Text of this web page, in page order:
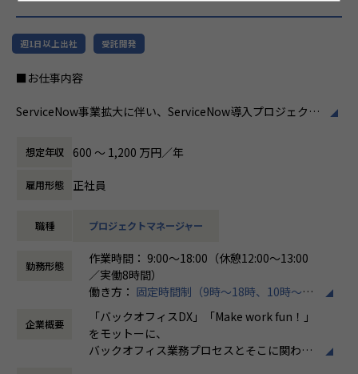
週1日以上出社 受託開発
■お仕事内容
ServiceNow事業拡大に伴い、ServiceNow導入プロジェクト
ServiceNowは企業のDX推進を支えるプラットフォームとし
て、ITサービスマネジメント領域のみならず、顧客管理、人
事領域、業務ワークフロー改革など幅広い分野で活用されて
おり、当社においても引き合いが急速に増加しています。
プロジェクトマネジメントやソリューションアーキテクチャ
これまでのご経験やスキルに応じて、プロジェクト計画の策
定、進捗・品質・課題管理、顧客との各種調整やステークホ
ルダーマネジメント、ServiceNowを活用したソリューショ
ン設計、技術方針策定、開発チームのリードなどをご担当い
ただきます。
また、組織拡大フェーズにあるため、新規プロジェクトの立
想定年収 600 〜 1,200 万円／年
雇用形態 正社員
職種 プロジェクトマネージャー
勤務形態
作業時間： 9:00～18:00（休憩12:00～13:00
／実働8時間）
働き方： 固定時間制（9時～18時、10時～19
時など）
時間外労働の有無： 有（月平均10時間）
休憩時間： 60分
企業概要
「バックオフィスDX」「Make work fun！」
をモットーに、
バックオフィス業務プロセスとそこに関わる